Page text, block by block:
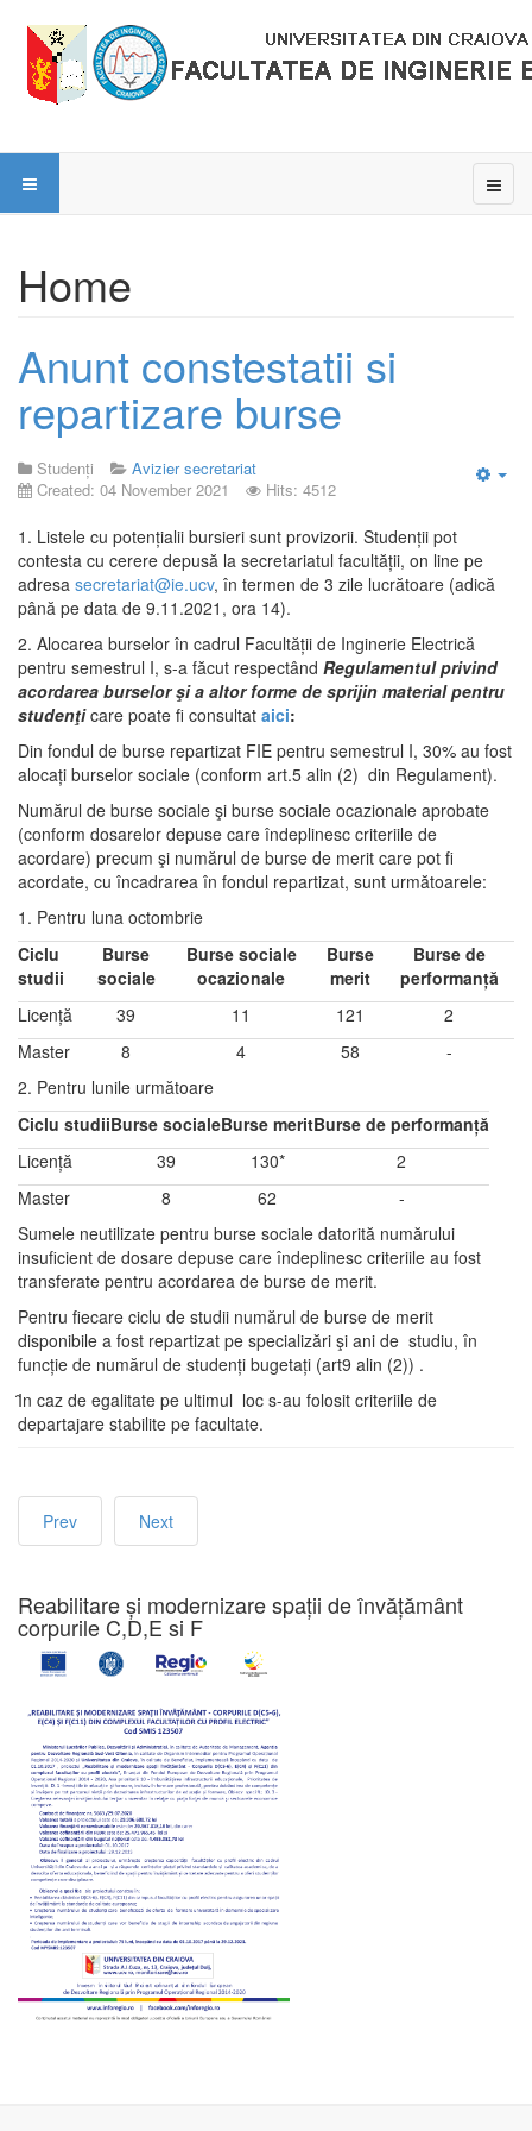
Home
Anunt constestatii si
repartizare burse
Studenți
Avizier secretariat
Created: 04 November 2021
Hits: 4512
1. Listele cu potențialii bursieri sunt provizorii. Studenții pot
contesta cu cerere depusă la secretariatul facultății, on line pe
adresa secretariat@ie.ucv, în termen de 3 zile lucrătoare (adică
până pe data de 9.11.2021, ora 14).
2. Alocarea burselor în cadrul Facultății de Inginerie Electrică
pentru semestrul I, s-a făcut respectând Regulamentul privind
acordarea burselor şi a altor forme de sprijin material pentru
studenţicare poate fi consultat aici:
Din fondul de burse repartizat FIE pentru semestrul I, 30% au fost
alocați burselor sociale (conform art.5 alin (2) din Regulament).
Numărul de burse sociale şi burse sociale ocazionale aprobate
(conform dosarelor depuse care îndeplinesc criteriile de
acordare) precum şi numărul de burse de merit care pot fi
acordate, cu încadrarea în fondul repartizat, sunt următoarele:
1. Pentru luna octombrie
Ciclu
studii
Burse
sociale
Burse sociale
ocazionale
Burse
merit
Burse de
performanță
Licență
39 11 121
2
Master
8 4 58
-
2. Pentru lunile următoare
Ciclu studiiBurse socialeBurse meritBurse de performanță
Licență
39 130*
2
Master
8 62
-
Sumele neutilizate pentru burse sociale datorită numărului
insuficient de dosare depuse care îndeplinesc criteriile au fost
transferate pentru acordarea de burse de merit.
Pentru fiecare ciclu de studii numărul de burse de merit
disponibile a fost repartizat pe specializări şi ani de studiu, în
funcție de numărul de studenți bugetați (art9 alin (2)) .
Ȋn caz de egalitate pe ultimul loc s-au folosit criteriile de
departajare stabilite pe facultate.
Prev Next
Reabilitare și modernizare spații de învățământ
corpurile C,D,E si F